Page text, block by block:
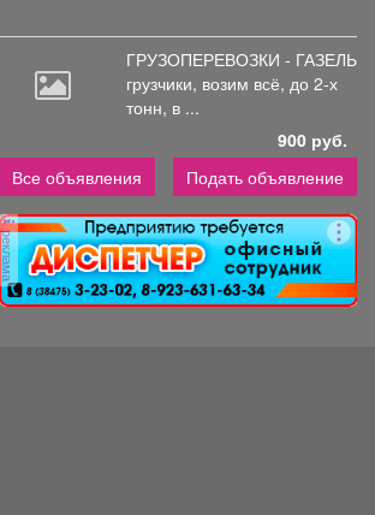
ГРУЗОПЕРЕВОЗКИ - ГАЗЕЛЬ
грузчики, возим всё, до 2-х
тонн, в ...
900 руб.
Все объявления
Подать объявление
реклама